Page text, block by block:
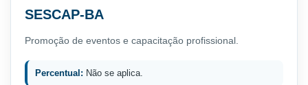
SESCAP-BA
Promoção de eventos e capacitação profissional.
Percentual: Não se aplica.